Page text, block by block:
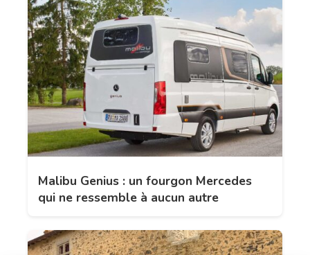
Malibu Genius : un fourgon Mercedes
qui ne ressemble à aucun autre